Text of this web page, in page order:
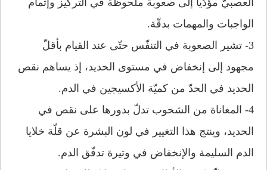
الواجبات والمهمات بدقّة.
3- تشير الصعوبة في التنفّس حتّى عند القيام بأقلّ
مجهود إلى إنخفاض في مستوى الحديد، إذ يساهم نقص
الحديد في الحدّ من كميّة الأكسيجين في الدم.
4- المعاناة من الشحوب تدلّ بدورها على نقص في
الحديد، وينتج هذا التغيير في لون البشرة عن قلّة خلايا
الدم السليمة والإنخفاض في وتيرة تدفّق الدم.